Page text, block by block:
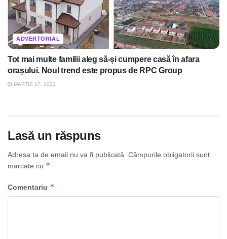
ADVERTORIAL
Tot mai multe familii aleg să-și cumpere casă în afara
orașului. Noul trend este propus de RPC Group
MARTIE 17, 2022
Lasă un răspuns
Adresa ta de email nu va fi publicată. Câmpurile obligatorii sunt
marcate cu *
Comentariu *